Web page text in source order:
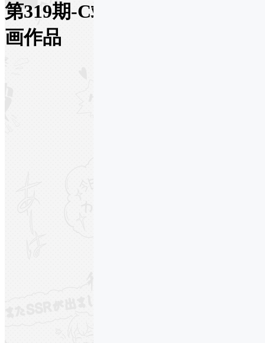
第319期-C站投稿画师手绘插
画作品